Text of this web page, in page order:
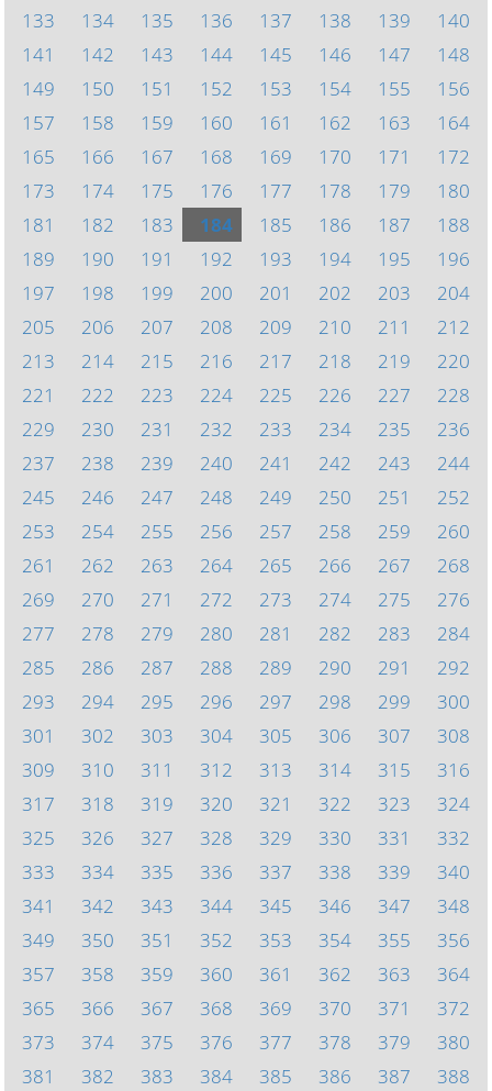
133
134 135 136 137 138 139
140
141
142 143 144 145 146 147
148
149
150 151 152 153 154 155
156
157
158 159 160 161 162 163
164
165
166 167 168 169 170 171
172
173
174 175 176 177 178 179
180
181
182 183 184 185 186 187
188
189
190 191 192 193 194 195
196
197
198 199 200 201 202 203
204
205
206 207 208 209 210 211
212
213
214 215 216 217 218 219
220
221
222 223 224 225 226 227
228
229
230 231 232 233 234 235
236
237
238 239 240 241 242 243
244
245
246 247 248 249 250 251
252
253
254 255 256 257 258 259
260
261
262 263 264 265 266 267
268
269
270 271 272 273 274 275
276
277
278 279 280 281 282 283
284
285
286 287 288 289 290 291
292
293
294 295 296 297 298 299
300
301
302 303 304 305 306 307
308
309
310 311 312 313 314 315
316
317
318 319 320 321 322 323
324
325
326 327 328 329 330 331
332
333
334 335 336 337 338 339
340
341
342 343 344 345 346 347
348
349
350 351 352 353 354 355
356
357
358 359 360 361 362 363
364
365
366 367 368 369 370 371
372
373
374 375 376 377 378 379
380
381
382 383 384 385 386 387 388